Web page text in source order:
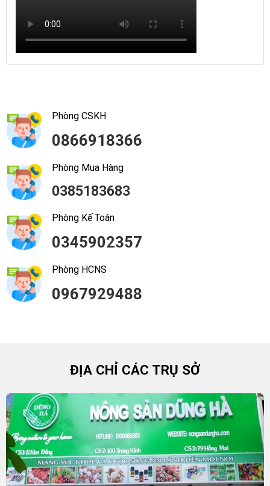
Phòng CSKH
0866918366
Phòng Mua Hàng
0385183683
Phòng Kế Toán
0345902357
Phòng HCNS
0967929488
ĐỊA CHỈ CÁC TRỤ SỞ